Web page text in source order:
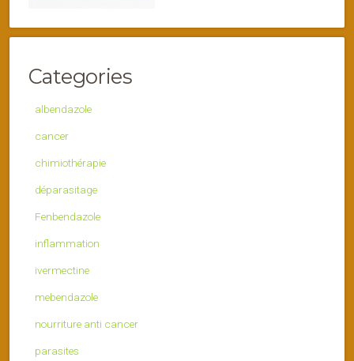
Categories
albendazole
cancer
chimiothérapie
déparasitage
Fenbendazole
inflammation
ivermectine
mebendazole
nourriture anti cancer
parasites